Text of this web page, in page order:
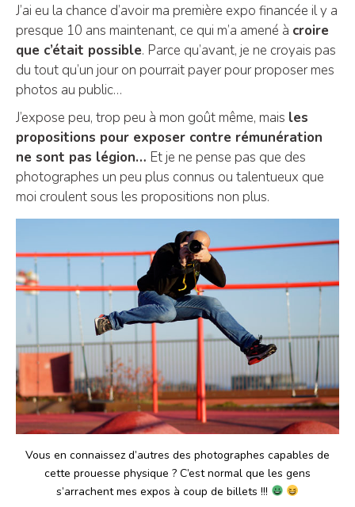
J’ai eu la chance d’avoir ma première expo financée il y a
presque 10 ans maintenant, ce qui m’a amené à croire
que c’était possible. Parce qu’avant, je ne croyais pas
du tout qu’un jour on pourrait payer pour proposer mes
photos au public…
J’expose peu, trop peu à mon goût même, mais les
propositions pour exposer contre rémunération
ne sont pas légion… Et je ne pense pas que des
photographes un peu plus connus ou talentueux que
moi croulent sous les propositions non plus.
Vous en connaissez d’autres des photographes capables de
cette prouesse physique ? C’est normal que les gens
s’arrachent mes expos à coup de billets !!!